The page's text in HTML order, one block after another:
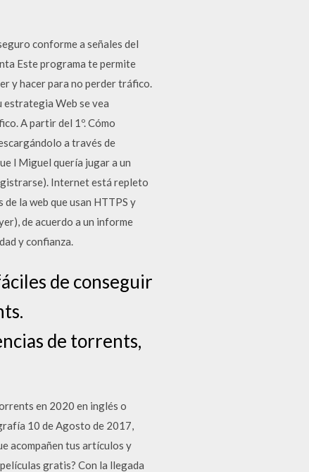
conforme a señales del
Este programa te permite
y hacer para no perder tráfico.
estrategia Web se vea
A partir del 1º. Cómo
a través de
l Miguel quería jugar a un
Internet está repleto
la web que usan HTTPS y
de acuerdo a un informe
y confianza.
de conseguir
de torrents,
en 2020 en inglés o
10 de Agosto de 2017,
acompañen tus artículos y
gratis? Con la llegada